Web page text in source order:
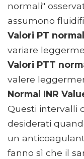
normali"
assumono
Valori PT
variare
Valori PTT
valere
Normal INR
Questi intervalli
desiderati
un
fanno sì che il